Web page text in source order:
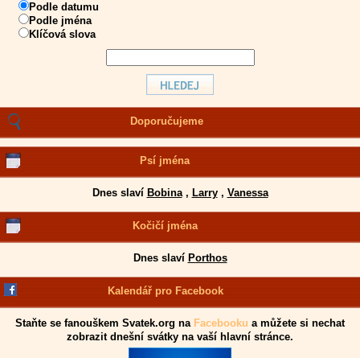
Podle datumu
Podle jména
Klíčová slova
Doporučujeme
Psí jména
Dnes slaví Bobina, Larry, Vanessa
Kočičí jména
Dnes slaví Porthos
Kalendář pro Facebook
Staňte se fanouškem Svatek.org na Facebooku a můžete si nechat
zobrazit dnešní svátky na vaší hlavní stránce.